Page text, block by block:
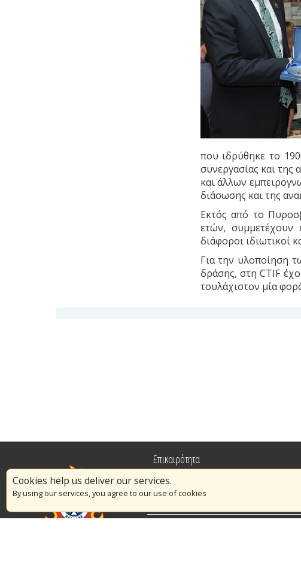
που ιδρύθηκε το
συνεργασίας και
και άλλων
διάσωσης και της
Εκτός από το
ετών, συμμετέχουν
διάφοροι ιδιωτικοί
Για την υλοποίηση
δράσης, στη CTIF
τουλάχιστον μία
Cookies help us deliver our services.
By using our services, you agree to our use of cookies
Επικαιρότητα
Πυρασφάλεια